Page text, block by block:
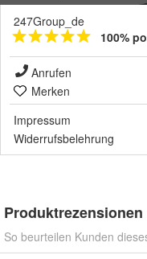
247Group_de
100%
Anrufen
Merken
Impressum
Widerrufsbelehrung
Produktrezensionen
So beurteilen Kunden